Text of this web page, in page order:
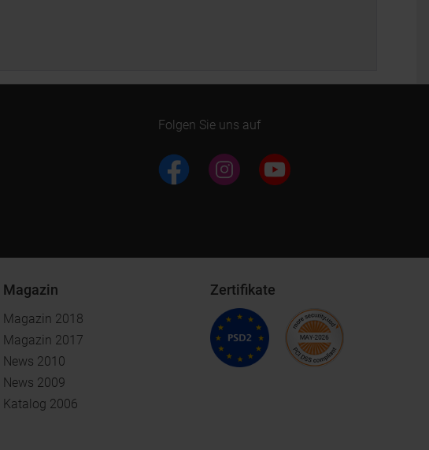
Folgen Sie uns auf
Magazin
Magazin 2018
Magazin 2017
News 2010
News 2009
Katalog 2006
Zertifikate